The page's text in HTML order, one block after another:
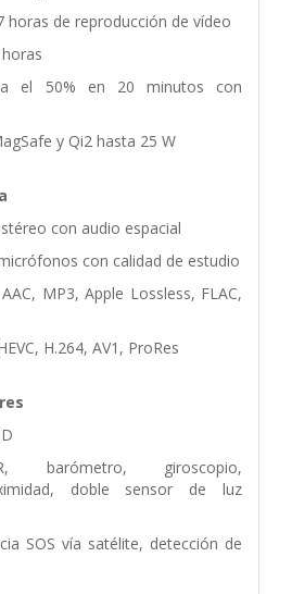
horas de reproducción de vídeo
el 50% en 20 minutos con
y Qi2 hasta 25 W
con audio espacial
con calidad de estudio
MP3, Apple Lossless, FLAC,
H.264, AV1, ProRes
barómetro, giroscopio,
doble sensor de luz
SOS vía satélite, detección de